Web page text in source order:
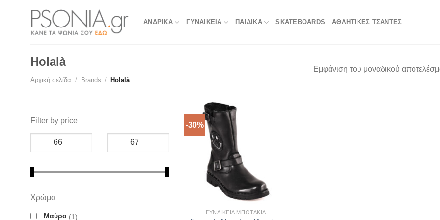
ΑΝΔΡΙΚΑ ΓΥΝΑΙΚΕΙΑ ΠΑΙΔΙΚΑ SKATEBOARDS ΑΘΛΗΤΙΚΈΣ ΤΣΆΝΤΕΣ
Holalà
Αρχική σελίδα / Brands / Holalà
Εμφάνιση του μοναδικού
Filter by price
Χρώμα
Μαύρο 1
-30%
ΓΥΝΑΙΚΕΊΑ ΜΠΟΤΆΚΙΑ